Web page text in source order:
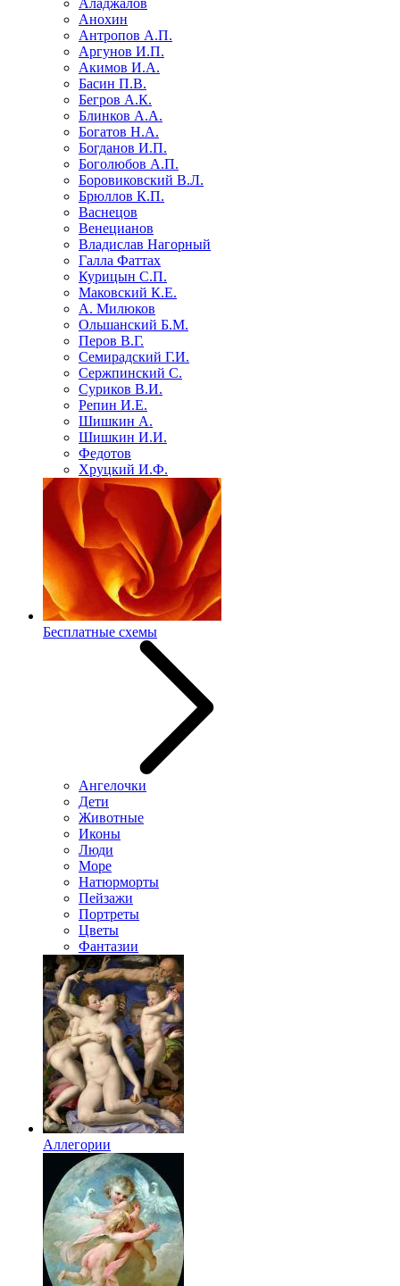
Аладжалов
Анохин
Антропов А.П.
Аргунов И.П.
Акимов И.А.
Басин П.В.
Бегров А.К.
Блинков А.А.
Богатов Н.А.
Богданов И.П.
Боголюбов А.П.
Боровиковский В.Л.
Брюллов К.П.
Васнецов
Венецианов
Владислав Нагорный
Галла Фаттах
Курицын С.П.
Маковский К.Е.
А. Милюков
Ольшанский Б.М.
Перов В.Г.
Семирадский Г.И.
Сержпинский С.
Суриков В.И.
Репин И.Е.
Шишкин А.
Шишкин И.И.
Федотов
Хруцкий И.Ф.
Бесплатные схемы
Ангелочки
Дети
Животные
Иконы
Люди
Море
Натюрморты
Пейзажи
Портреты
Цветы
Фантазии
Аллегории